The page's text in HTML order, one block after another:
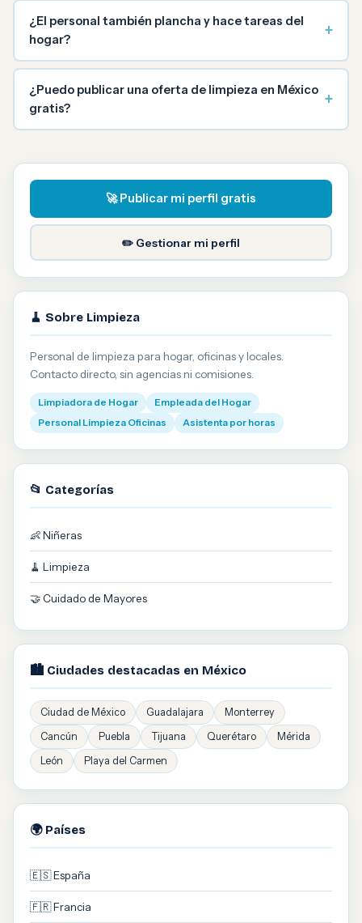
¿El personal también plancha y hace tareas del
hogar?
+
¿Puedo publicar una oferta de limpieza en México
gratis?
+
🚀 Publicar mi perfil gratis
✏️ Gestionar mi perfil
🧹 Sobre Limpieza
Personal de limpieza para hogar, oficinas y locales.
Contacto directo, sin agencias ni comisiones.
Limpiadora de Hogar
Empleada del Hogar
Personal Limpieza Oficinas
Asistenta por horas
📂 Categorías
👶 Niñeras
🧹 Limpieza
🤝 Cuidado de Mayores
🏙️ Ciudades destacadas en México
Ciudad de México Guadalajara
Monterrey
Cancún
Puebla Tijuana Querétaro
Mérida
León
Playa del Carmen
🌍 Países
🇪🇸 España
🇫🇷 Francia